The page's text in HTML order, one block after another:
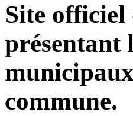
Site officiel
présentant
commune.